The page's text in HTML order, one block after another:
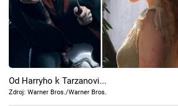
Hry
Pořady
TV Program
Od Harryho k Tarzanovi...
Zdroj: Warner Bros./Warner Bros.